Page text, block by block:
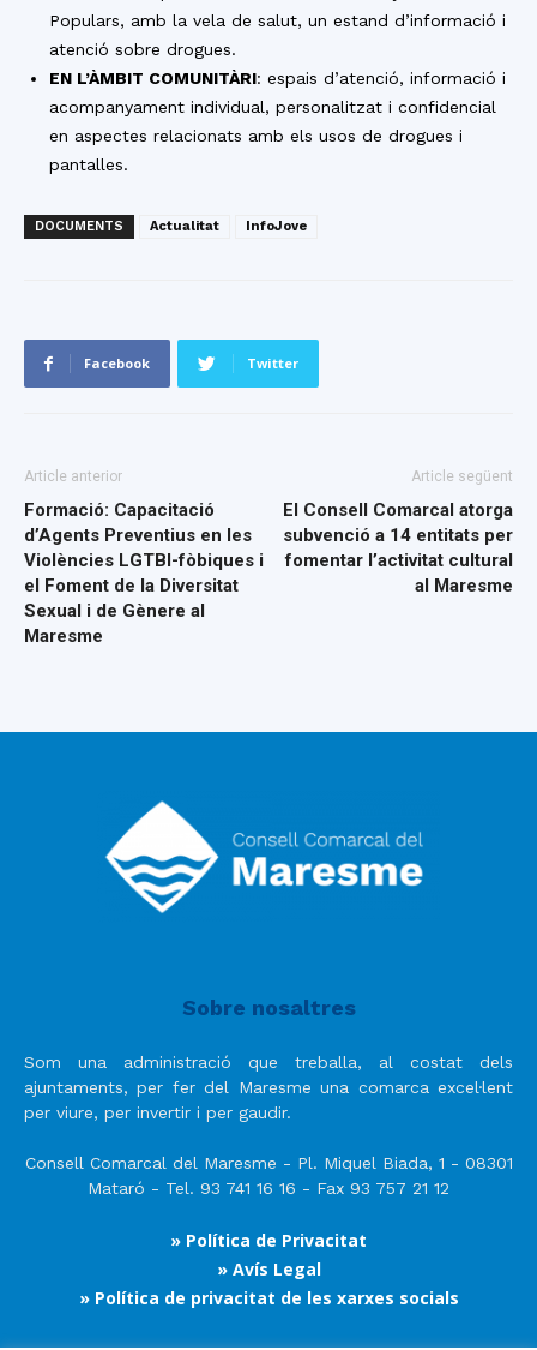
Populars, amb la vela de salut, un estand d’informació i
atenció sobre drogues.
EN L’ÀMBIT COMUNITÀRI: espais d’atenció, informació i
acompanyament individual, personalitzat i confidencial
en aspectes relacionats amb els usos de drogues i
pantalles.
DOCUMENTS Actualitat InfoJove
Facebook Twitter
Article anterior
Formació: Capacitació
d’Agents Preventius en les
Violències LGTBI-fòbiques i
el Foment de la Diversitat
Sexual i de Gènere al
Maresme
Article següent
El Consell Comarcal atorga
subvenció a 14 entitats per
fomentar l’activitat cultural
al Maresme
Sobre nosaltres
Som una administració que treballa, al costat dels
ajuntaments, per fer del Maresme una comarca excel·lent
per viure, per invertir i per gaudir.
Consell Comarcal del Maresme - Pl. Miquel Biada, 1 - 08301
Mataró - Tel. 93 741 16 16 - Fax 93 757 21 12
» Política de Privacitat
» Avís Legal
» Política de privacitat de les xarxes socials